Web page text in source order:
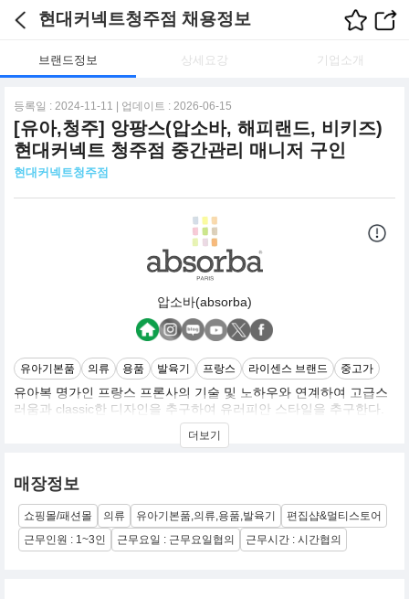
현대커넥트청주점 채용정보
브랜드정보 상세요강 기업소개
등록일 : 2024-11-11 | 업데이트 : 2026-06-15
[유아,청주] 앙팡스(압소바, 해피랜드, 비키즈)
현대커넥트 청주점 중간관리 매니저 구인
현대커넥트청주점
압소바(absorba)
유아기본품 의류 용품 발육기 프랑스 라이센스 브랜드 중고가
유아복 명가인 프랑스 프론사의 기술 및 노하우와 연계하여 고급스
러움과 classic한 디자인을 추구하여 유러피안 스타일을 추구한다.
60여년 전통의 명품 유아 브랜드 입니다.
더보기
매장정보
쇼핑몰/패션몰 의류 유아기본품,의류,용품,발육기
편집샵&멀티스토어
근무인원 : 1~3인
근무요일 : 근무요일협의 근무시간 : 시간협의